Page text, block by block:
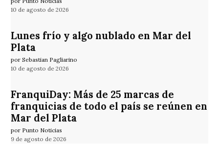
10 de agosto de 2026
Lunes frío y algo nublado en Mar del
Plata
por Sebastian Pagliarino
10 de agosto de 2026
FranquiDay: Más de 25 marcas de
franquicias de todo el país se reúnen en
Mar del Plata
por Punto Noticias
9 de agosto de 2026